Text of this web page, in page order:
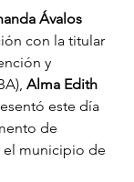
Ávalos
con la titular
y
Alma Edith
este día
de
el municipio de